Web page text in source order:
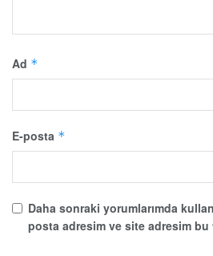
Ad *
E-posta *
Daha sonraki yorumlarımda
posta adresim ve site adresim bu